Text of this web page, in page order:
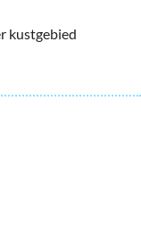
kustgebied